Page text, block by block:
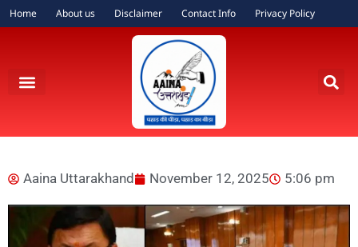
Home About us Disclaimer Contact Info Privacy Policy
Aaina Uttarakhand November 12, 2025 5:06 pm